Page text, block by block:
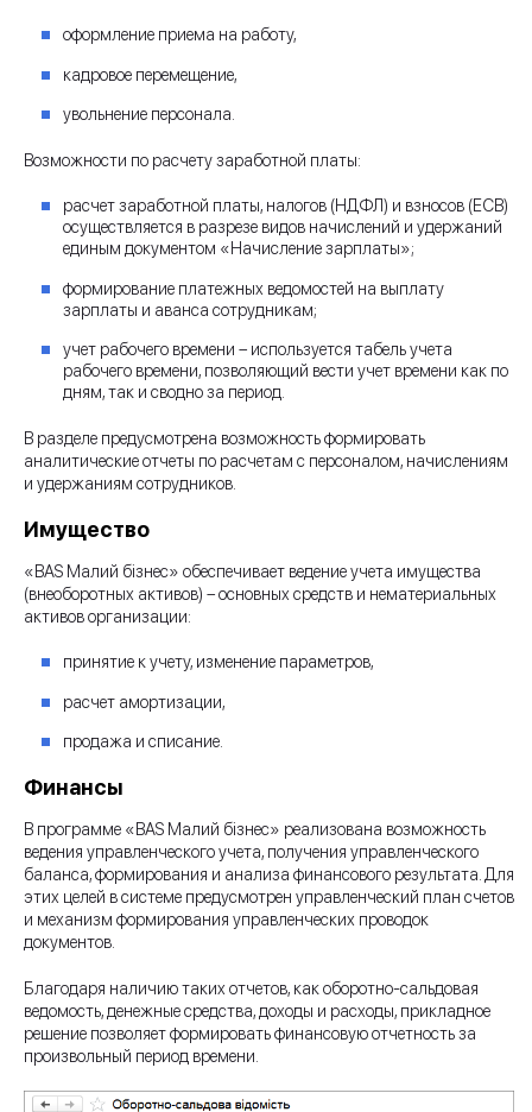
оформление приема на работу,
кадровое перемещение,
увольнение персонала.
Возможности по расчету заработной платы:
расчет заработной платы, налогов (НДФЛ) и взносов (ЕСВ)
осуществляется в разрезе видов начислений и удержаний
единым документом «Начисление зарплаты»;
формирование платежных ведомостей на выплату
зарплаты и аванса сотрудникам;
учет рабочего времени – используется табель учета
рабочего времени, позволяющий вести учет времени как по
дням, так и сводно за период.
В разделе предусмотрена возможность формировать
аналитические отчеты по расчетам с персоналом, начислениям
и удержаниям сотрудников.
Имущество
«BAS Малий бізнес» обеспечивает ведение учета имущества
(внеоборотных активов) – основных средств и нематериальных
активов организации:
принятие к учету, изменение параметров,
расчет амортизации,
продажа и списание.
Финансы
В программе «BAS Малий бізнес» реализована возможность
ведения управленческого учета, получения управленческого
баланса, формирования и анализа финансового результата. Для
этих целей в системе предусмотрен управленческий план счетов
и механизм формирования управленческих проводок
документов.
Благодаря наличию таких отчетов, как оборотно-сальдовая
ведомость, денежные средства, доходы и расходы, прикладное
решение позволяет формировать финансовую отчетность за
произвольный период времени.